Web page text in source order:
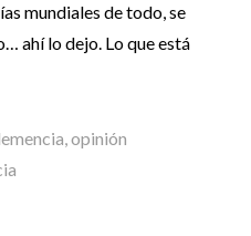
mundiales de todo, se
ahí lo dejo. Lo que está
,opinión